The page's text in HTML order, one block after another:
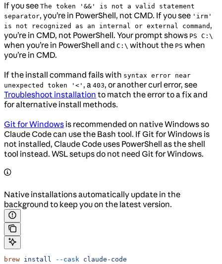
If you see The token '&&' is not a valid statement
separator, you’re in PowerShell, not CMD. If you see 'irm'
is not recognized as an internal or external command ,
you’re in CMD, not PowerShell. Your prompt shows PS C:\
when you’re in PowerShell and C:\ without the PS when
you’re in CMD.
If the install command fails with syntax error near
unexpected token '<' , a 403, or another curl error, see
Troubleshoot installation to match the error to a fix and
for alternative install methods.
Git for Windows is recommended on native Windows so
Claude Code can use the Bash tool. If Git for Windows is
not installed, Claude Code uses PowerShell as the shell
tool instead. WSL setups do not need Git for Windows.
Native installations automatically update in the
background to keep you on the latest version.
brew install --cask claude-code